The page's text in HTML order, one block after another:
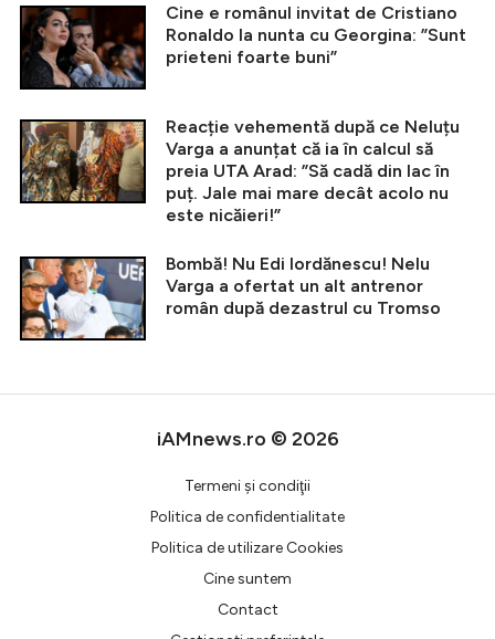
Cine e românul invitat de Cristiano
Ronaldo la nunta cu Georgina: ”Sunt
prieteni foarte buni”
Reacție vehementă după ce Neluțu
Varga a anunțat că ia în calcul să
preia UTA Arad: ”Să cadă din lac în
puț. Jale mai mare decât acolo nu
este nicăieri!”
Bombă! Nu Edi Iordănescu! Nelu
Varga a ofertat un alt antrenor
român după dezastrul cu Tromso
iAMnews.ro © 2026
Termeni şi condiţii
Politica de confidentialitate
Politica de utilizare Cookies
Cine suntem
Contact